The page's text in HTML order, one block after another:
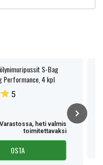
S-Bag
Performance, 4 kpl
5
Varastossa, heti valmis
toimitettavaksi
OSTA